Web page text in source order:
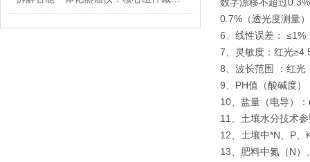
0.7%（透光度测量
6、线性误差： ≤1%
7、灵敏度：红光
8、波长范围 ：红
9、PH值（酸碱度
10、盐量（电导）
11、土壤水分技术
12、土壤中*N、P
13、肥料中氮（N）